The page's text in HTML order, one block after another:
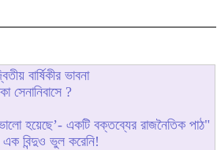
বার্ষিকীর ভাবনা
সেনানিবাসে ?
হয়েছে’- একটি বক্তব্যের রাজনৈতিক পাঠ"
এক বিন্দুও ভুল করেনি!